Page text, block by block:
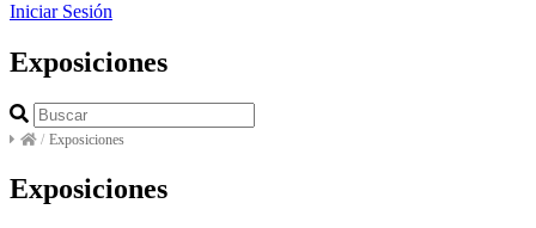
Iniciar Sesión
Exposiciones
/ Exposiciones
Exposiciones